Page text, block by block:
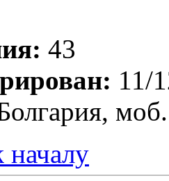
43
11/
началу